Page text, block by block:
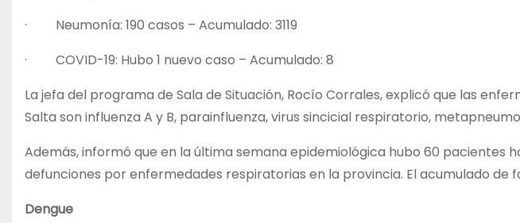
· Neumonía: 190 casos – Acumulado: 3119
· COVID-19: Hubo 1 nuevo caso – Acumulado: 8
La jefa del programa de Sala de Situación, Rocío Corrales, explicó que las
Salta son influenza A y B, parainfluenza, virus sincicial respiratorio,
Además, informó que en la última semana epidemiológica hubo 60 pacientes
defunciones por enfermedades respiratorias en la provincia. El acumulado de
Dengue